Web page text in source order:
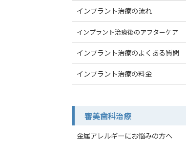
インプラント治療の流れ
インプラント治療後のアフターケア
インプラント治療のよくある質問
インプラント治療の料金
審美歯科治療
金属アレルギーにお悩みの方へ